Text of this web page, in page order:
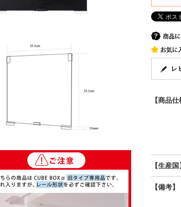
【商品仕
【生産国
【備考】